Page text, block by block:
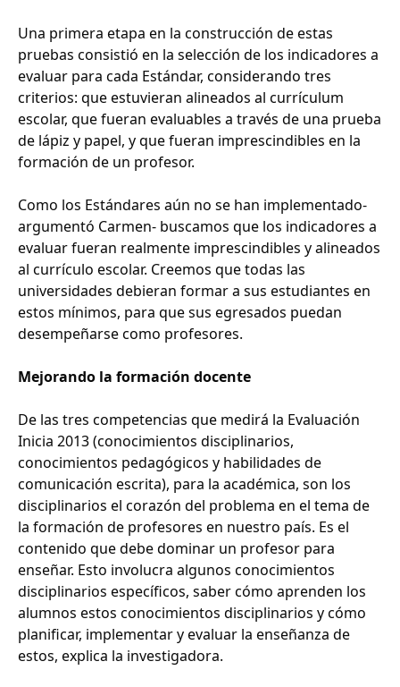
Una primera etapa en la construcción de estas
pruebas consistió en la selección de los indicadores a
evaluar para cada Estándar, considerando tres
criterios: que estuvieran alineados al currículum
escolar, que fueran evaluables a través de una prueba
de lápiz y papel, y que fueran imprescindibles en la
formación de un profesor.
Como los Estándares aún no se han implementado-
argumentó Carmen- buscamos que los indicadores a
evaluar fueran realmente imprescindibles y alineados
al currículo escolar. Creemos que todas las
universidades debieran formar a sus estudiantes en
estos mínimos, para que sus egresados puedan
desempeñarse como profesores.
Mejorando la formación docente
De las tres competencias que medirá la Evaluación
Inicia 2013 (conocimientos disciplinarios,
conocimientos pedagógicos y habilidades de
comunicación escrita), para la académica, son los
disciplinarios el corazón del problema en el tema de
la formación de profesores en nuestro país. Es el
contenido que debe dominar un profesor para
enseñar. Esto involucra algunos conocimientos
disciplinarios específicos, saber cómo aprenden los
alumnos estos conocimientos disciplinarios y cómo
planificar, implementar y evaluar la enseñanza de
estos, explica la investigadora.